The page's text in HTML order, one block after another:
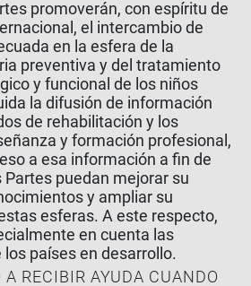
promoverán, con espíritu de
el intercambio de
en la esfera de la
preventiva y del tratamiento
y funcional de los niños
la difusión de información
de rehabilitación y los
y formación profesional,
a esa información a fin de
Partes puedan mejorar su
y ampliar su
esferas. A este respecto,
en cuenta las
países en desarrollo.
A RECIBIR AYUDA CUANDO